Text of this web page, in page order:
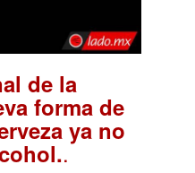
de la
forma de
ya no
.